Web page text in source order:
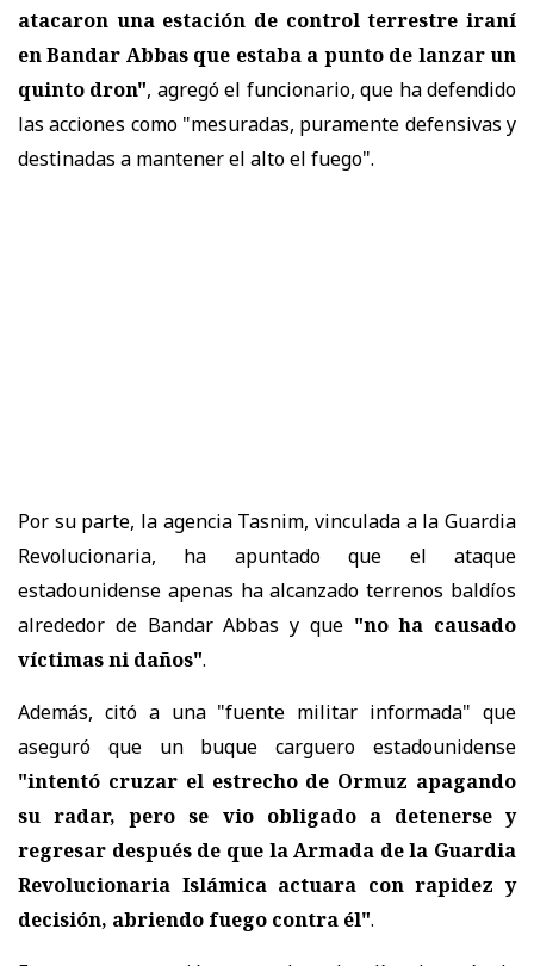
atacaron una estación de control terrestre iraní
en Bandar Abbas que estaba a punto de lanzar un
quinto dron", agregó el funcionario, que ha defendido
las acciones como "mesuradas, puramente defensivas y
destinadas a mantener el alto el fuego".
Por su parte, la agencia Tasnim, vinculada a la Guardia
Revolucionaria, ha apuntado que el ataque
estadounidense apenas ha alcanzado terrenos baldíos
alrededor de Bandar Abbas y que "no ha causado
víctimas ni daños".
Además, citó a una "fuente militar informada" que
aseguró que un buque carguero estadounidense
"intentó cruzar el estrecho de Ormuz apagando
su radar, pero se vio obligado a detenerse y
regresar después de que la Armada de la Guardia
Revolucionaria Islámica actuara con rapidez y
decisión, abriendo fuego contra él".